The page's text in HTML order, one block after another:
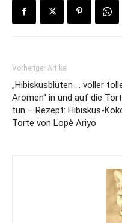
Vorheriger Artikel
„Hibiskusblüten … voller
Aromen“ in und auf die
tun – Rezept: Hibiskus-
Torte von Lopè Ariyo